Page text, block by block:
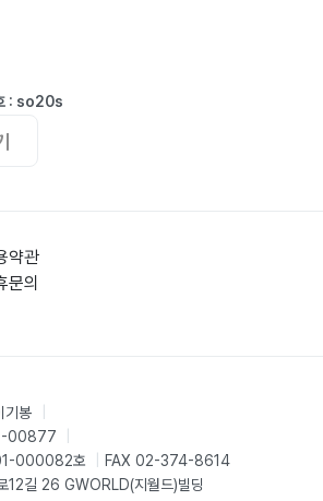
: so20s
약관
문의
기봉
00877
000082호
FAX 02-374-8614
12길 26 GWORLD(지월드)빌딩